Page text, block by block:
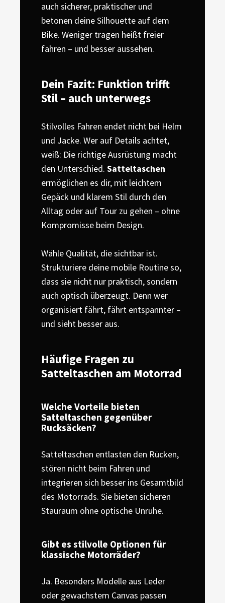
auch sicherer, praktischer und
betonen deine Silhouette auf dem
Bike. Weniger tragen heißt freier
fahren – und besser aussehen.
Dein Fazit: Funktion trifft
Stil – auch unterwegs
Stilvolles Fahren endet nicht bei Helm
und Jacke. Wer auf Details achtet,
weiß: Die richtige Ausrüstung macht
den Unterschied. Satteltaschen
ermöglichen es dir, mit leichtem
Gepäck und klarem Stil durch den
Alltag oder auf Tour zu gehen – ohne
Kompromisse beim Design.
Wähle Qualität, die sichtbar ist.
Strukturiere deine mobile Routine so,
dass sie nicht nur praktisch, sondern
auch optisch überzeugt. Denn wer
organisiert fährt, fährt entspannter –
und sieht besser aus.
Häufige Fragen zu
Satteltaschen am Motorrad
Welche Vorteile bieten
Satteltaschen gegenüber
Rucksäcken?
Satteltaschen entlasten den Rücken,
stören nicht beim Fahren und
integrieren sich besser ins Gesamtbild
des Motorrads. Sie bieten sicheren
Stauraum ohne optische Unruhe.
Gibt es stilvolle Optionen für
klassische Motorräder?
Ja. Besonders Modelle aus Leder
oder gewachstem Canvas passen